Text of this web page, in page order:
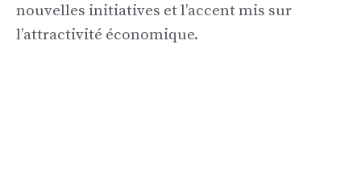
nouvelles initiatives et l’accent mis sur
l’attractivité économique.